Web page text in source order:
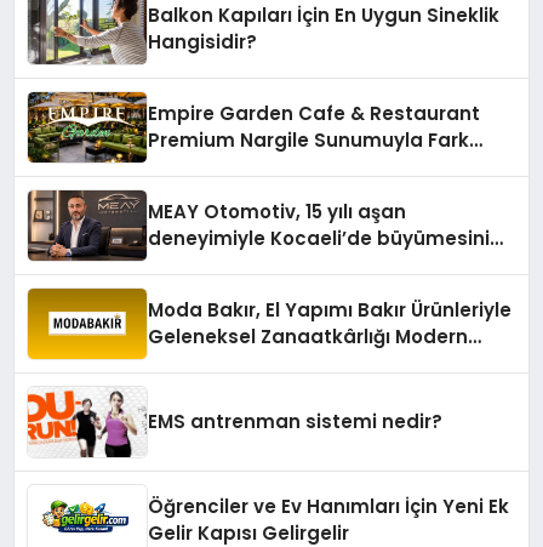
Balkon Kapıları İçin En Uygun Sineklik
Hangisidir?
Empire Garden Cafe & Restaurant
Premium Nargile Sunumuyla Fark
MEAY Otomotiv, 15 yılı aşan
deneyimiyle Kocaeli’de büyümesini
Moda Bakır, El Yapımı Bakır Ürünleriyle
Geleneksel Zanaatkârlığı Modern
EMS antrenman sistemi nedir?
Öğrenciler ve Ev Hanımları İçin Yeni Ek
Gelir Kapısı Gelirgelir